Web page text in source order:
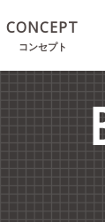
CONCEPT
コンセプト